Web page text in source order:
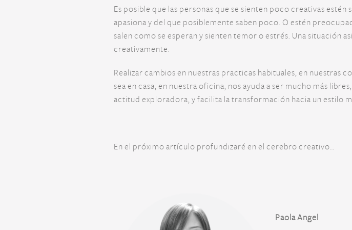
Es posible que las personas que se sienten poco creativas
apasiona y del que posiblemente saben poco. O estén
salen como se esperan y sienten temor o estrés. Una situación
creativamente.
Realizar cambios en nuestras practicas habituales, en nuestras
sea en casa, en nuestra oficina, nos ayuda a ser mucho más
actitud exploradora, y facilita la transformación hacia un estilo
En el próximo artículo profundizaré en el cerebro creativo…
Paola Angel